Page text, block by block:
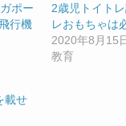
ポー
行機
2歳児トイト
レおもちゃは
2020年8月15
教育
載せ